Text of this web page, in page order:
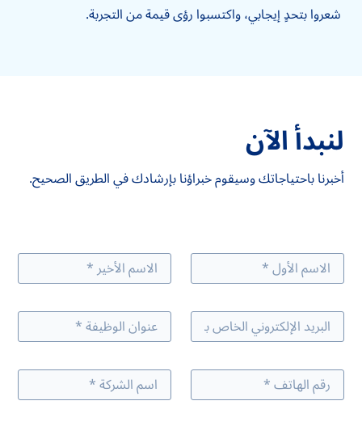
شعروا بتحدٍ إيجابي، واكتسبوا رؤى قيمة من التجربة.
لنبدأ الآن
أخبرنا باحتياجاتك وسيقوم خبراؤنا بإرشادك في الطريق الصحيح.